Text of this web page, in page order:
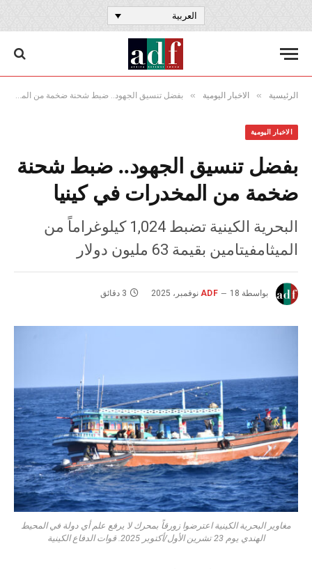
العربية
الرئيسية » الاخبار اليومية » بفضل تنسيق الجهود.. ضبط شحنة ضخمة من المخدرات في كينيا
الاخبار اليومية
بفضل تنسيق الجهود.. ضبط شحنة
ضخمة من المخدرات في كينيا
البحرية الكينية تضبط 1,024 كيلوغراماً من
الميثامفيتامين بقيمة 63 مليون دولار
بواسطة ADF 18 نوفمبر، 2025 3 دقائق
مغاوير البحرية الكينية اعترضوا زورقاً بمحرك لا يرفع علم أي دولة في المحيط
الهندي يوم 23 تشرين الأول/أكتوبر 2025. قوات الدفاع الكينية